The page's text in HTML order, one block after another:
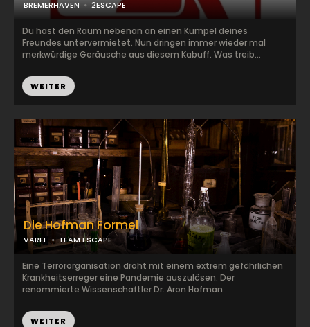
Die Hofman Formel
VAREL TEAM ESCAPE
Eine Terrororganisation droht mit einem extrem gefährlichen
Krankheitserreger eine Pandemie auszulösen. Der
renommierte Wissenschaftler Dr. Aron Hofman ...
WEITER
BREMERHAVEN 2ESCAPE
Du hast den Raum nebenan an einen Kumpel deines
Freundes untervermietet. Nun dringen immer wieder mal
merkwürdige Geräusche aus diesem Kabuff. Was treib...
WEITER